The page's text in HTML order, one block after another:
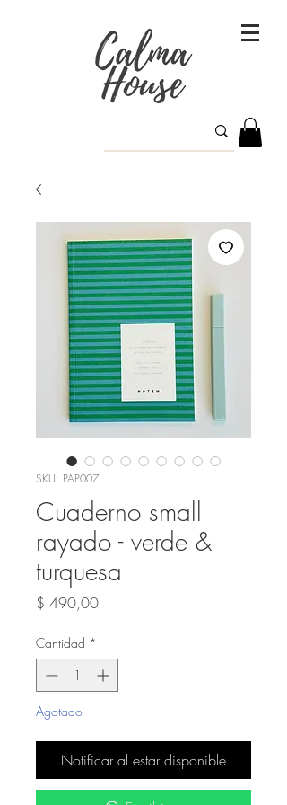
SKU: PAP007
Cuaderno small
rayado - verde &
turquesa
$ 490,00Precio
Cantidad *
Agotado
Notificar al estar disponible